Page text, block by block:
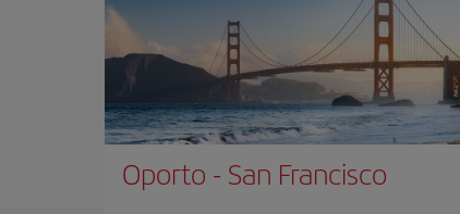
Oporto - San Francisco